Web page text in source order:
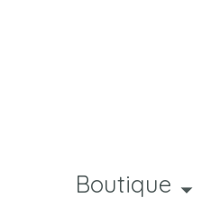
Boutique